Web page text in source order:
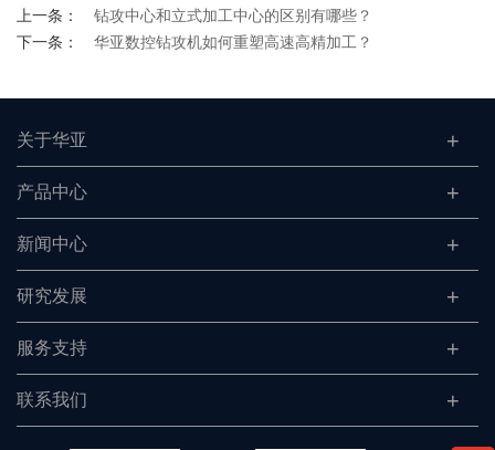
上一条：
钻攻中心和立式加工中心的区别有哪些？
下一条：
华亚数控钻攻机如何重塑高速高精加工？
关于华亚
产品中心
新闻中心
研究发展
服务支持
联系我们